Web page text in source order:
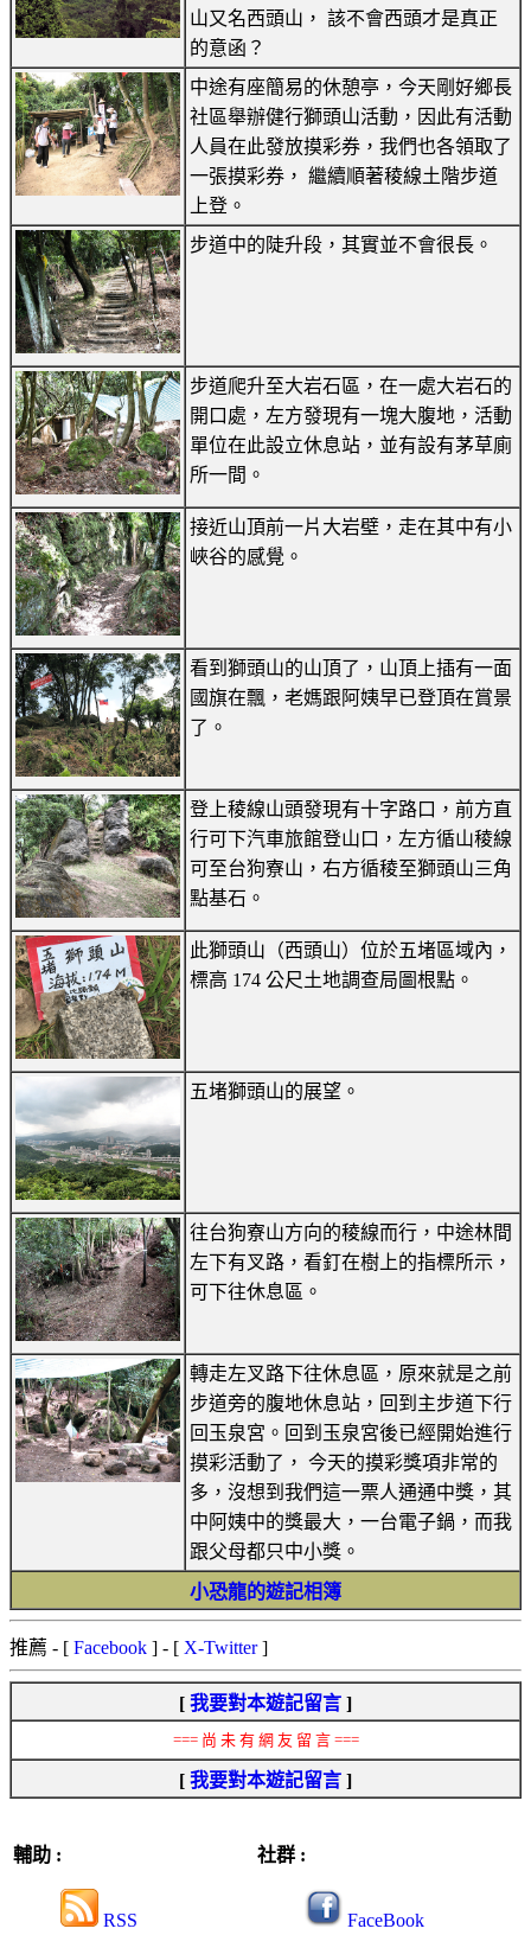
山又名西頭山， 該不會西頭才是真正
的意函？
中途有座簡易的休憩亭，今天剛好鄉長
社區舉辦健行獅頭山活動，因此有活動
人員在此發放摸彩券，我們也各領取了
一張摸彩券， 繼續順著稜線土階步道
上登。
步道中的陡升段，其實並不會很長。
步道爬升至大岩石區，在一處大岩石的
開口處，左方發現有一塊大腹地，活動
單位在此設立休息站，並有設有茅草廁
所一間。
接近山頂前一片大岩壁，走在其中有小
峽谷的感覺。
看到獅頭山的山頂了，山頂上插有一面
國旗在飄，老媽跟阿姨早已登頂在賞景
了。
登上稜線山頭發現有十字路口，前方直
行可下汽車旅館登山口，左方循山稜線
可至台狗寮山，右方循稜至獅頭山三角
點基石。
此獅頭山（西頭山）位於五堵區域內，
標高 174 公尺土地調查局圖根點。
五堵獅頭山的展望。
往台狗寮山方向的稜線而行，中途林間
左下有叉路，看釘在樹上的指標所示，
可下往休息區。
轉走左叉路下往休息區，原來就是之前
步道旁的腹地休息站，回到主步道下行
回玉泉宮。回到玉泉宮後已經開始進行
摸彩活動了， 今天的摸彩獎項非常的
多，沒想到我們這一票人通通中獎，其
中阿姨中的獎最大，一台電子鍋，而我
跟父母都只中小獎。
小恐龍的遊記相簿
推薦 - [ Facebook ] - [ X-Twitter]
[ 我要對本遊記留言 ]
=== 尚 未 有 網 友 留 言 ===
[ 我要對本遊記留言 ]
輔助 :
RSS
社群 :
FaceBook